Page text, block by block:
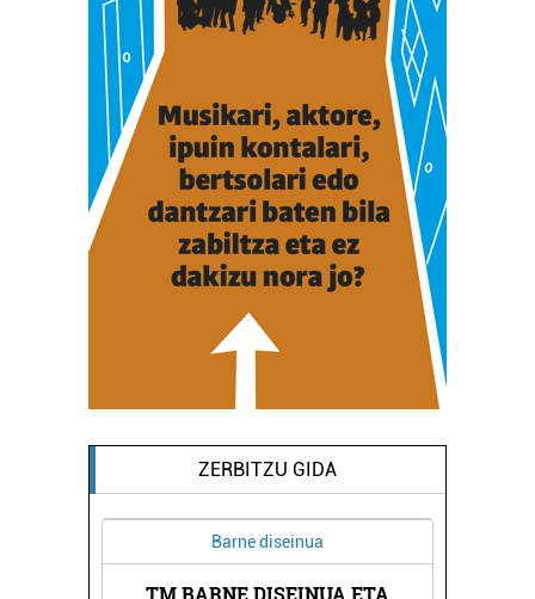
ZERBITZU GIDA
Barne diseinua
TM BARNE DISEINUA ETA